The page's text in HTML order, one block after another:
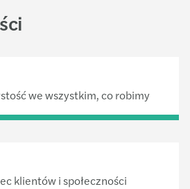
we wszystkim, co robimy
klientów i społeczności